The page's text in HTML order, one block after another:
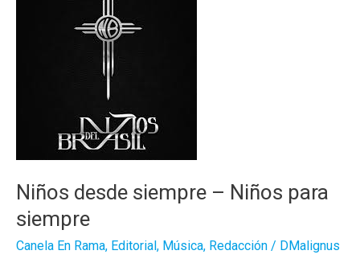
Niños desde siempre – Niños para
siempre
Canela En Rama, Editorial , Música, Redacción / DMalignus